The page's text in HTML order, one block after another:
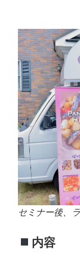
セミナー後、
内容